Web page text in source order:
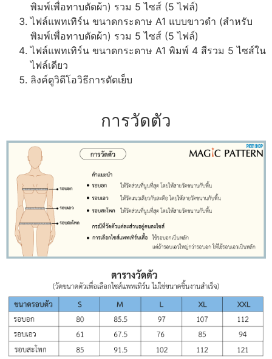
พิมพ์เพื่อทาบตัดผ้า) รวม 5 ไซส์ (5 ไฟล์)
ไฟล์แพทเทิร์น ขนาดกระดาษ A1 แบบขาวดำ (สำหรับ
พิมพ์เพื่อทาบตัดผ้า) รวม 5 ไซส์ (5 ไฟล์)
ไฟล์แพทเทิร์น ขนาดกระดาษ A1 พิมพ์ 4 สีรวม 5 ไซส์ใน
ไฟล์เดียว
ลิงค์ดูวิดีโอวิธีการตัดเย็บ
การวัดตัว